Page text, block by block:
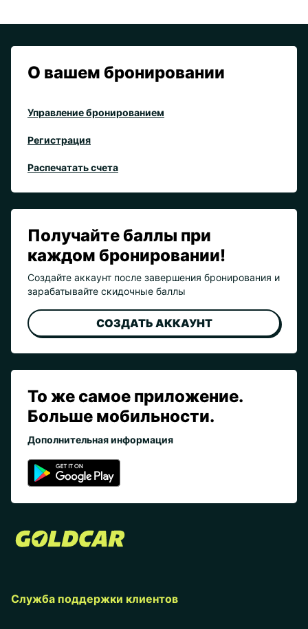
О вашем бронировании
Управление бронированием
Регистрация
Распечатать счета
Получайте баллы при
каждом бронировании!
Создайте аккаунт после завершения бронирования и
зарабатывайте скидочные баллы
СОЗДАТЬ АККАУНТ
То же самое приложение.
Больше мобильности.
Дополнительная информация
Служба поддержки клиентов